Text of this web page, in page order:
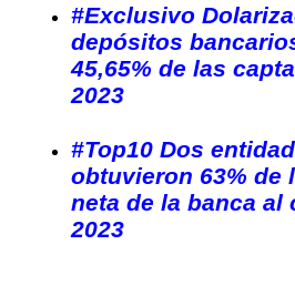
#Exclusivo
depósitos
45,65% de las
2023
#Top10 Dos
obtuvieron 63% de
neta de la banca al
2023